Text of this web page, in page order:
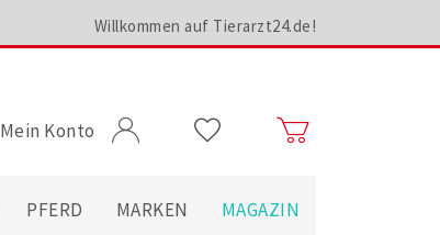
Willkommen auf Tierarzt24.de!
Mein Konto
PFERD MARKEN MAGAZIN